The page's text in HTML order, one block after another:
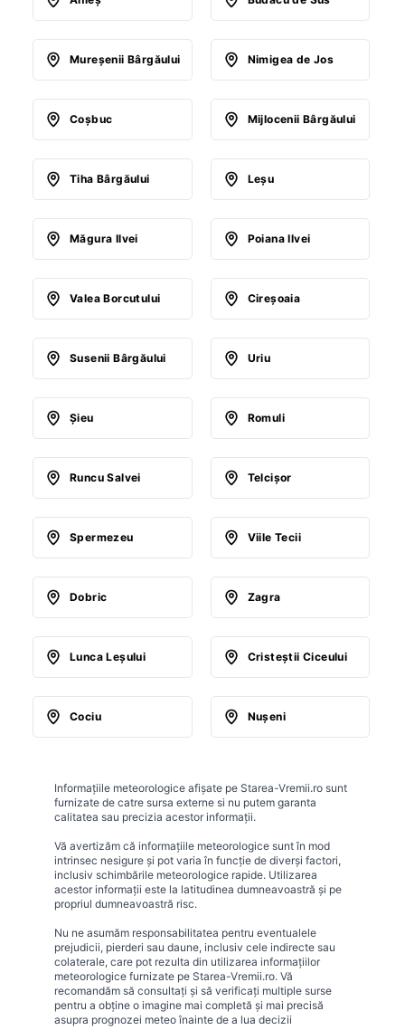
Mureşenii Bârgăului Nimigea de Jos
Coşbuc Mijlocenii Bârgăului
Tiha Bârgăului Leşu
Măgura Ilvei Poiana Ilvei
Valea Borcutului Cireşoaia
Susenii Bârgăului Uriu
Şieu Romuli
Runcu Salvei Telcişor
Spermezeu Viile Tecii
Dobric Zagra
Lunca Leşului Cristeştii Ciceului
Cociu Nuşeni
Informațiile meteorologice afișate pe Starea-Vremii.ro sunt
furnizate de catre sursa externe si nu putem garanta
calitatea sau precizia acestor informații.
Vă avertizăm că informațiile meteorologice sunt în mod
intrinsec nesigure și pot varia în funcție de diverși factori,
inclusiv schimbările meteorologice rapide. Utilizarea
acestor informații este la latitudinea dumneavoastră și pe
propriul dumneavoastră risc.
Nu ne asumăm responsabilitatea pentru eventualele
prejudicii, pierderi sau daune, inclusiv cele indirecte sau
colaterale, care pot rezulta din utilizarea informațiilor
meteorologice furnizate pe Starea-Vremii.ro. Vă
recomandăm să consultați și să verificați multiple surse
pentru a obține o imagine mai completă și mai precisă
asupra prognozei meteo înainte de a lua decizii